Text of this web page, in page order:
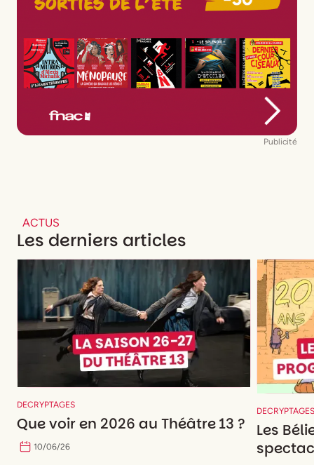
Publicité
ACTUS
Les derniers articles
DECRYPTAGES
Que voir en 2026 au Théâtre 13 ?
10/06/26
Les